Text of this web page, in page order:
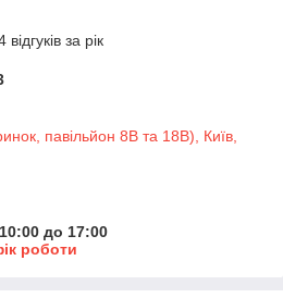
за рік
павільйон 8В та 18В), Київ,
до 17:00
роботи